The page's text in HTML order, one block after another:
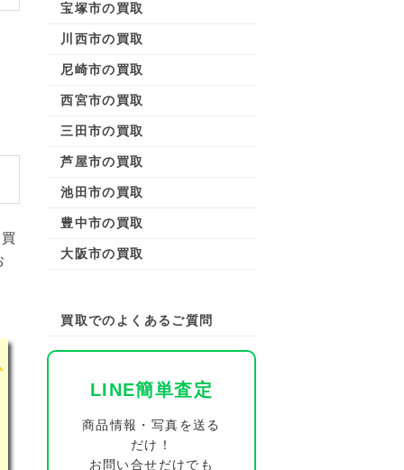
宝塚市の買取
川西市の買取
尼崎市の買取
西宮市の買取
三田市の買取
芦屋市の買取
池田市の買取
豊中市の買取
大阪市の買取
買取でのよくあるご質問
LINE簡単査定
商品情報・写真を送る
だけ！
お問い合せだけでも